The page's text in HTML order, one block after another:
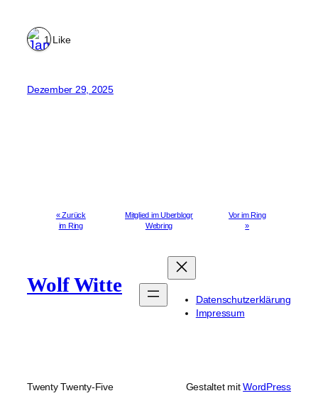
1 Like
Dezember 29, 2025
« Zurück
im Ring
Mitglied im Uberblogr
Webring
Vor im Ring
»
Wolf Witte
Datenschutzerklärung
Impressum
Twenty Twenty-Five Gestaltet mitWordPress